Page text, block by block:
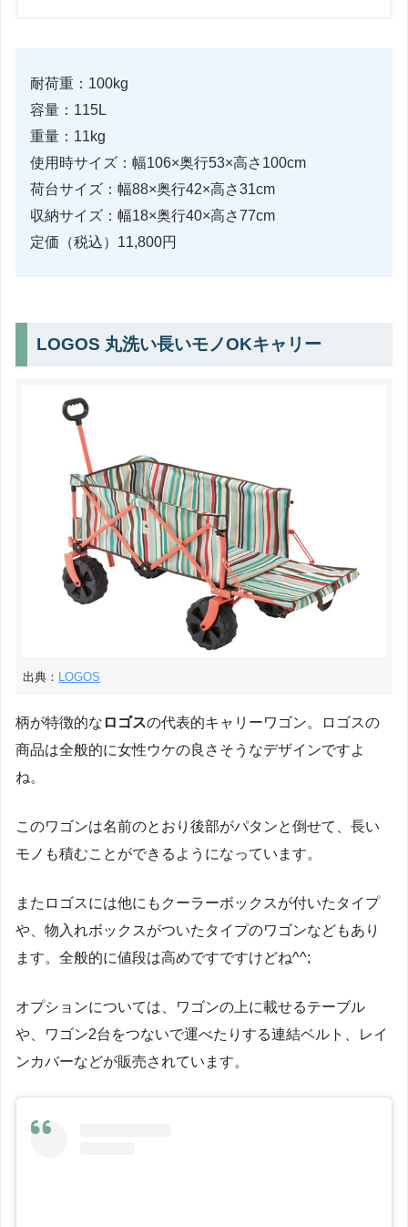
耐荷重：100kg
容量：115L
重量：11kg
使用時サイズ：幅106×奥行53×高さ100cm
荷台サイズ：幅88×奥行42×高さ31cm
収納サイズ：幅18×奥行40×高さ77cm
定価（税込）11,800円
LOGOS 丸洗い長いモノOKキャリー
出典： LOGOS
柄が特徴的な ロゴスの代表的キャリーワゴン。ロゴスの
商品は全般的に女性ウケの良さそうなデザインですよ
ね。
このワゴンは名前のとおり後部がパタンと倒せて、長い
モノも積むことができるようになっています。
またロゴスには他にもクーラーボックスが付いたタイプ
や、物入れボックスがついたタイプのワゴンなどもあり
ます。全般的に値段は高めですですけどね^^;
オプションについては、ワゴンの上に載せるテーブル
や、ワゴン2台をつないで運べたりする連結ベルト、レイ
ンカバーなどが販売されています。